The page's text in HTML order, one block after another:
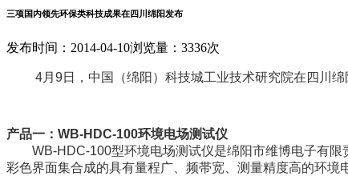
三项国内领先环保类科技成果在四川绵阳发布
发布时间：2014-04-10浏览量：3336次
4月9日，中国（绵阳）科技城工业技术研究院在四川绵
产品一：WB-HDC-100环境电场测试仪
WB-HDC-100型环境电场测试仪是绵阳市维博电子有限
彩色界面集合成的具有量程广、频帯宽、测量精度高的环